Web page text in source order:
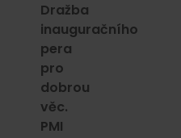
Dražba
inauguračního
pera
pro
dobrou
věc.
PMI